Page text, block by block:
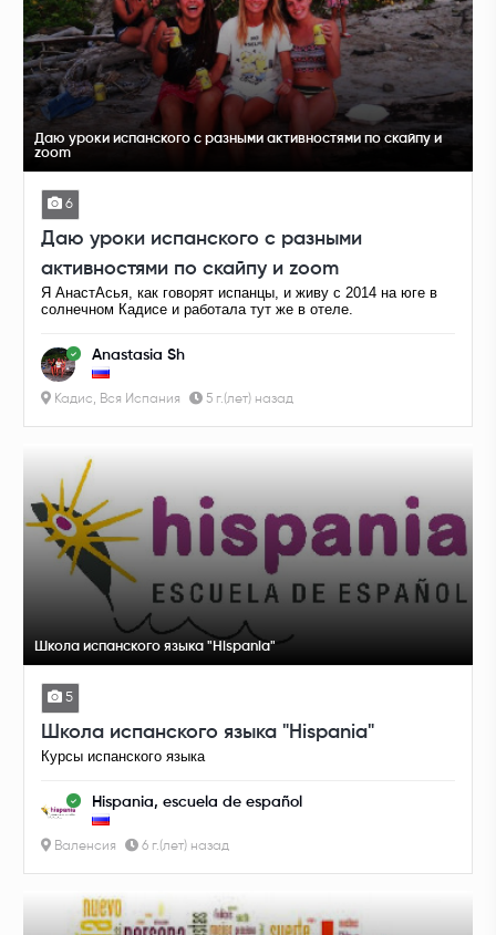
Даю уроки испанского с разными активностями по скайпу и
zoom
6
Даю уроки испанского с разными
активностями по скайпу и zoom
Я АнастАсья, как говорят испанцы, и живу с 2014 на юге в
солнечном Кадисе и работала тут же в отеле.
Anastasia Sh
Кадис, Вся Испания 5 г.(лет) назад
Школа испанского языка "Hispania"
5
Школа испанского языка "Hispania"
Курсы испанского языка
Hispania, escuela de español
Валенсия 6 г.(лет) назад